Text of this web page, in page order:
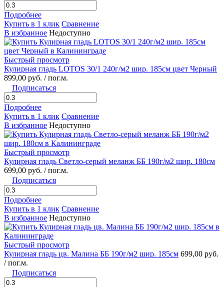
Подробнее
Купить в 1 клик Сравнение
В избранное Недоступно
Быстрый просмотр
Кулирная гладь LOTOS 30/1 240г/м2 шир. 185см цвет Черный
899,00 руб. / пог.м.
Подписаться
Подробнее
Купить в 1 клик Сравнение
В избранное Недоступно
Быстрый просмотр
Кулирная гладь Светло-серый меланж ББ 190г/м2 шир. 180см
699,00 руб. / пог.м.
Подписаться
Подробнее
Купить в 1 клик Сравнение
В избранное Недоступно
Быстрый просмотр
Кулирная гладь цв. Малина ББ 190г/м2 шир. 185см 699,00 руб.
/ пог.м.
Подписаться